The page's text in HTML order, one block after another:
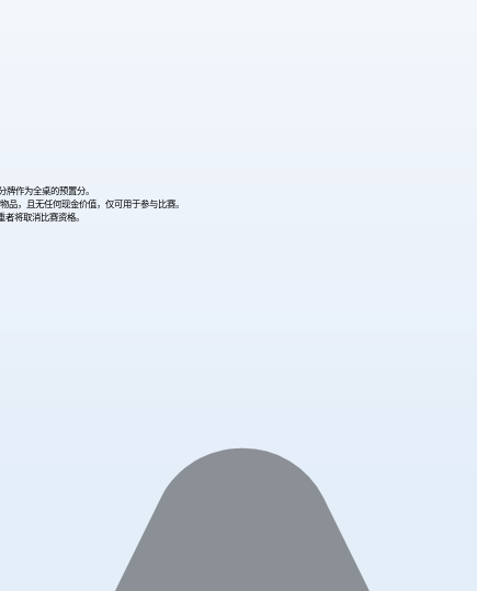
作为全桌的预置分。
，且无任何现金价值，仅可用于参与比赛。
将取消比赛资格。